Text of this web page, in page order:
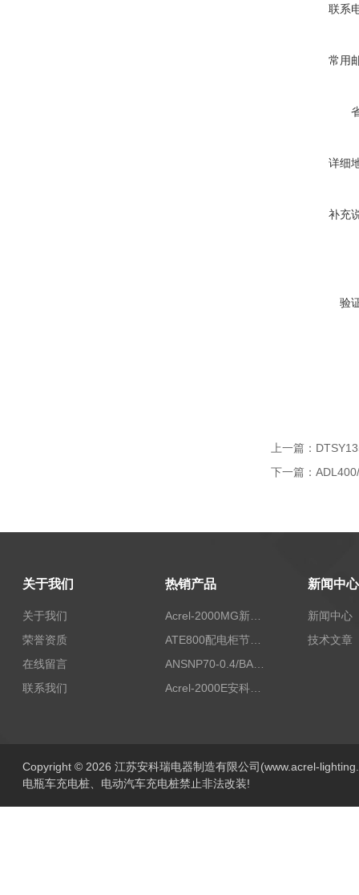
联系
常用
详细
补充
验
上一篇：
下一篇：
关于我们
关于我们
荣誉资质
在线留言
联系我们
热销产品
Acrel-2000MG新能源消纳安科瑞微电网能量管理系统
ATE800配电柜节点无线测温/表带捆绑/无源感应取电
ANSNP70-0.4/BANSNP中线安防保护器 治理三相不平衡
Acrel-2000E安科瑞Acrel配电室综合监控系统
新闻中心
新闻中心
技术文章
Copyright © 2026 江苏安科瑞电器制造有限公司(www.acrel-
电瓶车充电桩、电动汽车充电桩禁止非法改装!